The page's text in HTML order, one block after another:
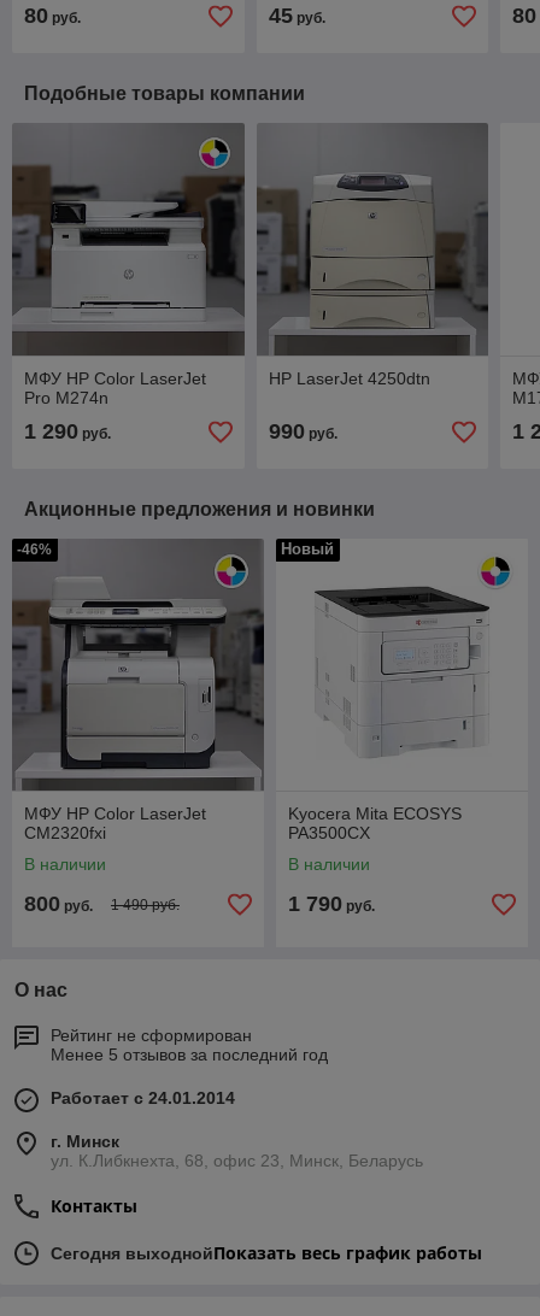
80 руб. 45руб. 80
Подобные товары компании
МФУ HP Color LaserJet
Pro M274n
1 290 руб.
HP LaserJet 4250dtn
990руб. 1
Акционные предложения и новинки
-46%
МФУ HP Color LaserJet
CM2320fxi
В наличии
800 руб. 1 490 руб.
Новый
Kyocera Mita ECOSYS
PA3500CX
В наличии
1 790 руб.
О нас
Рейтинг не сформирован
Менее 5 отзывов за последний год
Работает с 24.01.2014
г. Минск
ул. К.Либкнехта, 68, офис 23, Минск, Беларусь
Контакты
Сегодня выходнойПоказать весь график работы